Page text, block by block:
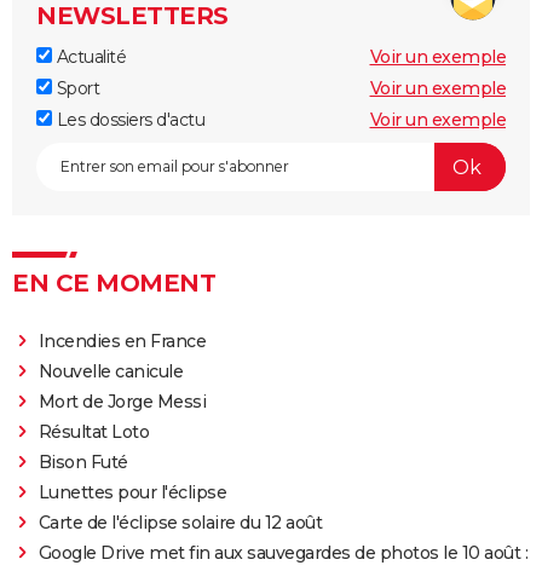
NEWSLETTERS
Actualité
Voir un exemple
Sport
Voir un exemple
Les dossiers d'actu
Voir un exemple
EN CE MOMENT
Incendies en France
Nouvelle canicule
Mort de Jorge Messi
Résultat Loto
Bison Futé
Lunettes pour l'éclipse
Carte de l'éclipse solaire du 12 août
Google Drive met fin aux sauvegardes de photos le 10 août :